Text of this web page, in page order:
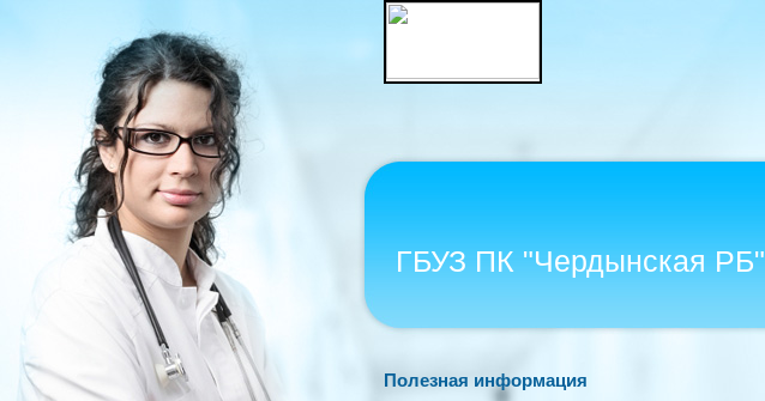
ГБУЗ ПК "Чердынская РБ"
Полезная информация